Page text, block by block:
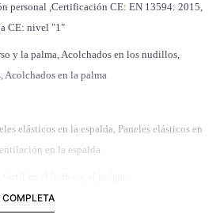
personal ,Certificación CE: EN 13594: 2015,
CE: nivel "1"
y la palma, Acolchados en los nudillos,
Acolchados en la palma
elásticos en la espalda, Paneles elásticos en
en la espalda
COMPLETA